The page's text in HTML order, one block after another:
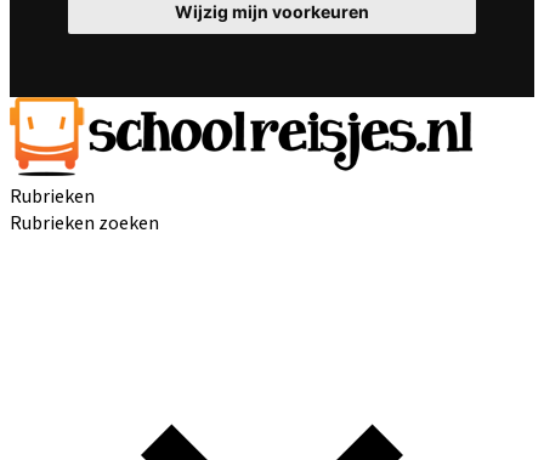
Wijzig mijn voorkeuren
Rubrieken
Rubrieken zoeken